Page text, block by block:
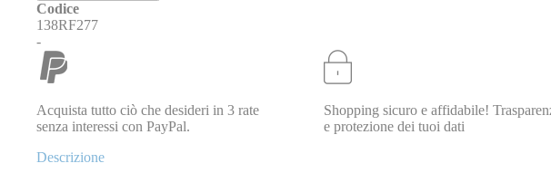
Codice
138RF277
-
Acquista tutto ciò che desideri in 3 rate
senza interessi con PayPal.
Shopping sicuro e affidabile!
e protezione dei tuoi dati
Descrizione